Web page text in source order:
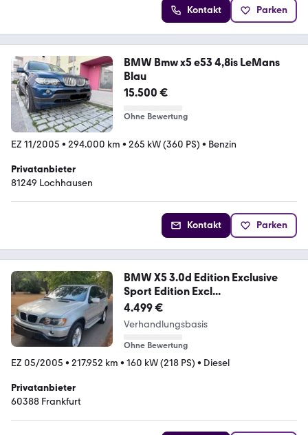
Kontakt Parken
BMW Bmw x5 e53 4,8is LeMans
Blau
15.500 €
Ohne Bewertung
EZ 11/2005 • 294.000 km • 265 kW (360 PS) • Benzin
Privatanbieter
81249 Lochhausen
Kontakt Parken
BMW X5 3.0d Edition Exclusive
Sport Edition Excl...
4.499 €
Verhandlungsbasis
Ohne Bewertung
EZ 05/2005 • 217.952 km • 160 kW (218 PS) • Diesel
Privatanbieter
60388 Frankfurt